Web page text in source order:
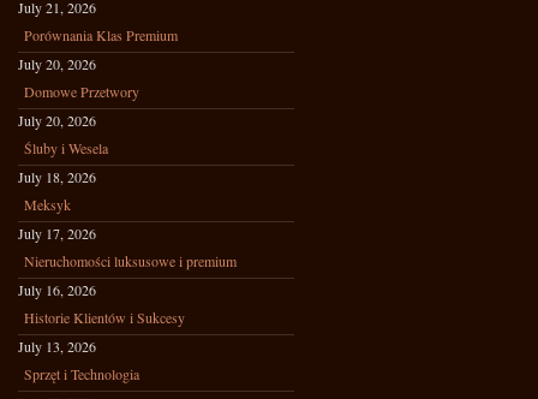
July 21, 2026
Porównania Klas Premium
July 20, 2026
Domowe Przetwory
July 20, 2026
Śluby i Wesela
July 18, 2026
Meksyk
July 17, 2026
Nieruchomości luksusowe i premium
July 16, 2026
Historie Klientów i Sukcesy
July 13, 2026
Sprzęt i Technologia